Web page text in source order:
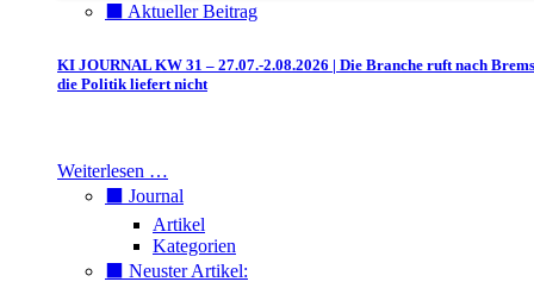
⬛️ Aktueller Beitrag
KI JOURNAL KW 31 – 27.07.-2.08.2026 | Die Branche ruft nach
die Politik liefert nicht
Weiterlesen …
⬛️ Journal
Artikel
Kategorien
⬛️ Neuster Artikel: